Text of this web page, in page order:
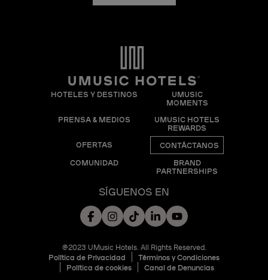
HOTELES Y DESTINOS
UMUSIC
MOMENTS
PRENSA & MEDIOS
UMUSIC HOTELS
REWARDS
OFERTAS
CONTÁCTANOS
COMUNIDAD
BRAND
PARTNERSHIPS
SÍGUENOS EN
@2023 UMusic Hotels. All Rights Reserved.
Política de Privacidad
Términos y Condiciones
Política de cookies
Canal de Denuncias